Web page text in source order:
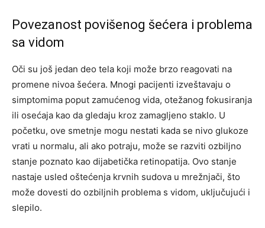
Povezanost povišenog šećera i problema
sa vidom
Oči su još jedan deo tela koji može brzo reagovati na
promene nivoa šećera. Mnogi pacijenti izveštavaju o
simptomima poput zamućenog vida, otežanog fokusiranja
ili osećaja kao da gledaju kroz zamagljeno staklo. U
početku, ove smetnje mogu nestati kada se nivo glukoze
vrati u normalu, ali ako potraju, može se razviti ozbiljno
stanje poznato kao dijabetička retinopatija. Ovo stanje
nastaje usled oštećenja krvnih sudova u mrežnjači, što
može dovesti do ozbiljnih problema s vidom, uključujući i
slepilo.